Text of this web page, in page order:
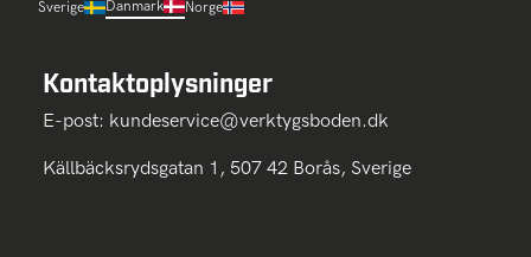
Sverige Danmark Norge
Kontaktoplysninger
E-post: kundeservice@verktygsboden.dk
Källbäcksrydsgatan 1, 507 42 Borås, Sverige